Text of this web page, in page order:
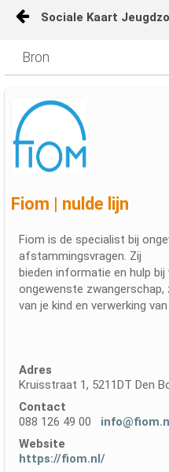
Sociale Kaart
Bron
Fiom | nulde lijn
Fiom is de specialist bij
afstammingsvragen. Zij
bieden informatie en hulp
ongewenste
van je kind en verwerking
Adres
Kruisstraat 1, 5211DT Den
Contact
088 126 49 00
Website
https://fiom.nl/